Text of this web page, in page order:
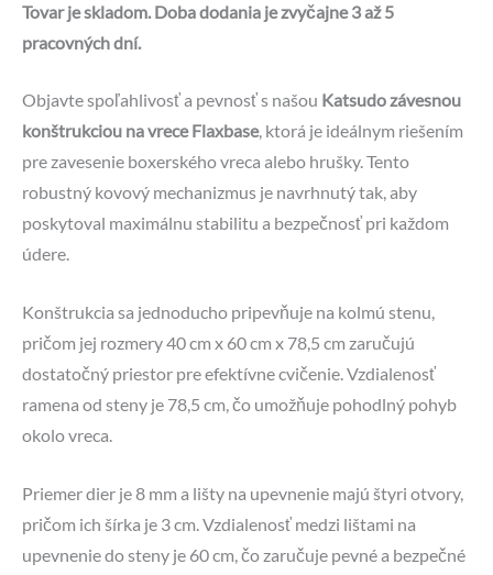
Tovar je skladom. Doba dodania je zvyčajne 3 až 5
pracovných dní.
Objavte spoľahlivosť a pevnosť s našou Katsudo závesnou
konštrukciou na vrece Flaxbase, ktorá je ideálnym riešením
pre zavesenie boxerského vreca alebo hrušky. Tento
robustný kovový mechanizmus je navrhnutý tak, aby
poskytoval maximálnu stabilitu a bezpečnosť pri každom
údere.
Konštrukcia sa jednoducho pripevňuje na kolmú stenu,
pričom jej rozmery 40 cm x 60 cm x 78,5 cm zaručujú
dostatočný priestor pre efektívne cvičenie. Vzdialenosť
ramena od steny je 78,5 cm, čo umožňuje pohodlný pohyb
okolo vreca.
Priemer dier je 8 mm a lišty na upevnenie majú štyri otvory,
pričom ich šírka je 3 cm. Vzdialenosť medzi lištami na
upevnenie do steny je 60 cm, čo zaručuje pevné a bezpečné